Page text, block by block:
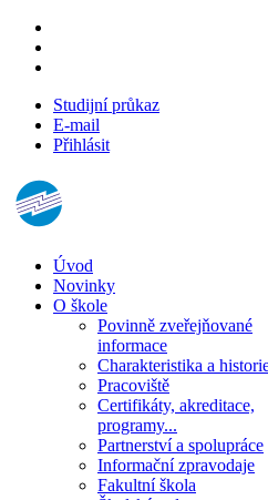
Studijní průkaz
E-mail
Přihlásit
Úvod
Novinky
O škole
Povinně zveřejňované
informace
Charakteristika a
Pracoviště
Certifikáty, akreditace,
programy...
Partnerství a spolupráce
Informační zpravodaje
Fakultní škola